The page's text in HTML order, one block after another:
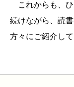
これからも、ひ
続けながら、読
方々にご紹介し